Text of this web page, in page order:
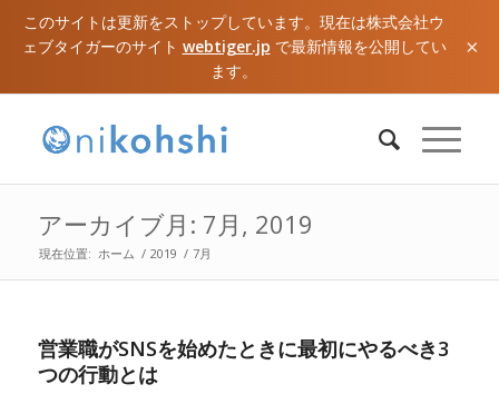
このサイトは更新をストップしています。現在は株式会社ウ
ェブタイガーのサイト webtiger.jp で最新情報を公開してい
ます。
×
アーカイブ月: 7月, 2019
現在位置: ホーム / 2019 / 7月
営業職がSNSを始めたときに最初にやるべき3
つの行動とは